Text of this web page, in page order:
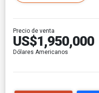
Precio de venta
US$1,950,000
Dólares Americanos